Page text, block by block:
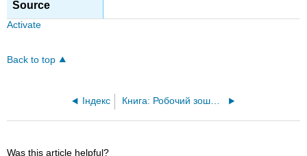
Activate
Back to top
Індекс Книга: Робочий зошит з номенклатури органічної хімії (O'Donnell)
Was this article helpful?